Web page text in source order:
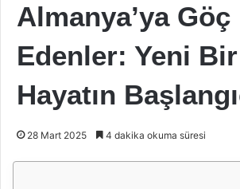
Almanya’ya Göç
Edenler: Yeni Bir
Hayatın
28 Mart 2025 4 dakika okuma süresi